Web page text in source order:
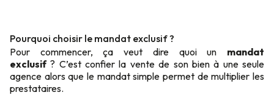
Pourquoi choisir le mandat exclusif ?
Pour commencer, ça veut dire quoi un mandat
exclusif? C’est confier la vente de son bien à une seule
agence alors que le mandat simple permet de multiplier les
prestataires.